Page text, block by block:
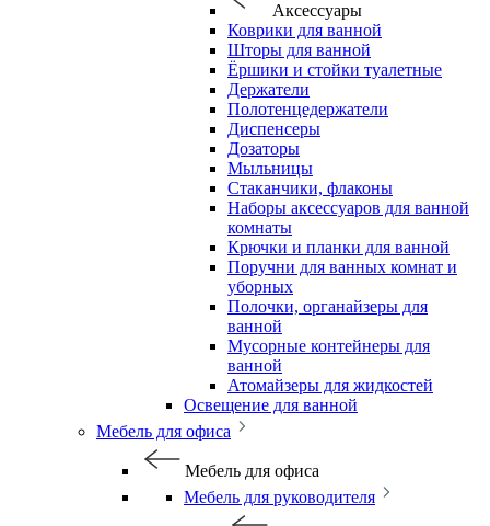
Аксессуары
Коврики для ванной
Шторы для ванной
Ёршики и стойки туалетные
Держатели
Полотенцедержатели
Диспенсеры
Дозаторы
Мыльницы
Стаканчики, флаконы
Наборы аксессуаров для ванной
комнаты
Крючки и планки для ванной
Поручни для ванных комнат и
уборных
Полочки, органайзеры для
ванной
Мусорные контейнеры для
ванной
Атомайзеры для жидкостей
Освещение для ванной
Мебель для офиса
Мебель для офиса
Мебель для руководителя